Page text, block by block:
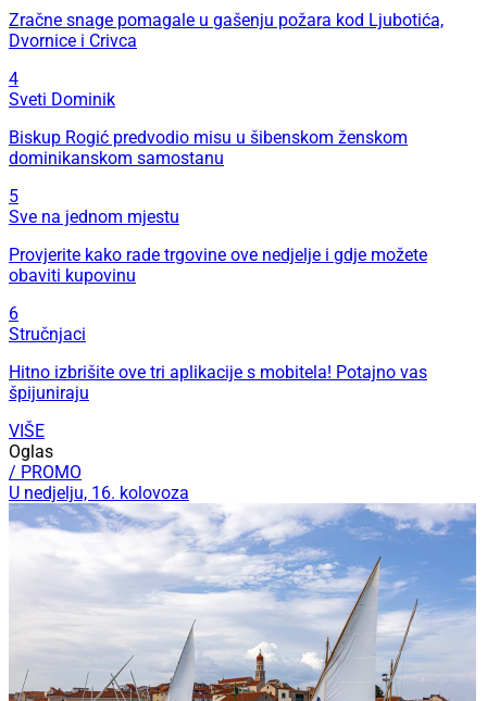
Zračne snage pomagale u gašenju požara kod Ljubotića,
Dvornice i Crivca
4
Sveti Dominik
Biskup Rogić predvodio misu u šibenskom ženskom
dominikanskom samostanu
5
Sve na jednom mjestu
Provjerite kako rade trgovine ove nedjelje i gdje možete
obaviti kupovinu
6
Stručnjaci
Hitno izbrišite ove tri aplikacije s mobitela! Potajno vas
špijuniraju
VIŠE
Oglas
/ PROMO
U nedjelju, 16. kolovoza